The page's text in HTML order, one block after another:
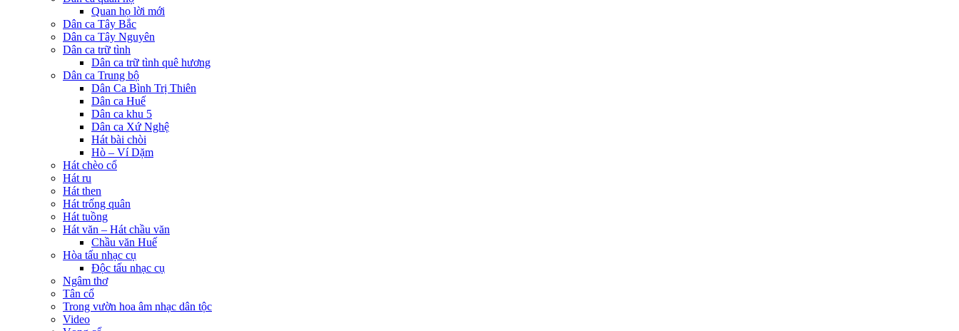
Quan họ lời mới
Dân ca Tây Bắc
Dân ca Tây Nguyên
Dân ca trữ tình
Dân ca trữ tình quê hương
Dân ca Trung bộ
Dân Ca Bình Trị Thiên
Dân ca Huế
Dân ca khu 5
Dân ca Xứ Nghệ
Hát bài chòi
Hò – Ví Dặm
Hát chèo cổ
Hát ru
Hát then
Hát trống quân
Hát tuồng
Hát văn – Hát chầu văn
Chầu văn Huế
Hòa tấu nhạc cụ
Độc tấu nhạc cụ
Ngâm thơ
Tân cổ
Trong vườn hoa âm nhạc dân tộc
Video